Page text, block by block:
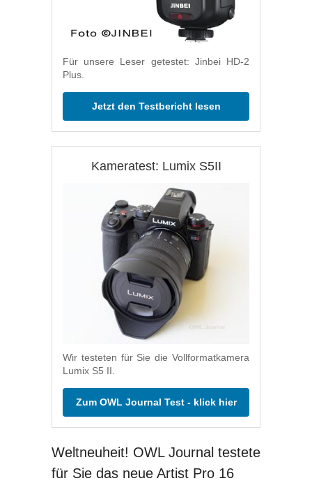
Für unsere Leser getestet: Jinbei HD-2
Plus.
Jetzt den Testbericht lesen
Kameratest: Lumix S5II
Wir testeten für Sie die Vollformatkamera
Lumix S5 II.
Zum OWL Journal Test - klick hier
Weltneuheit! OWL Journal testete
für Sie das neue Artist Pro 16